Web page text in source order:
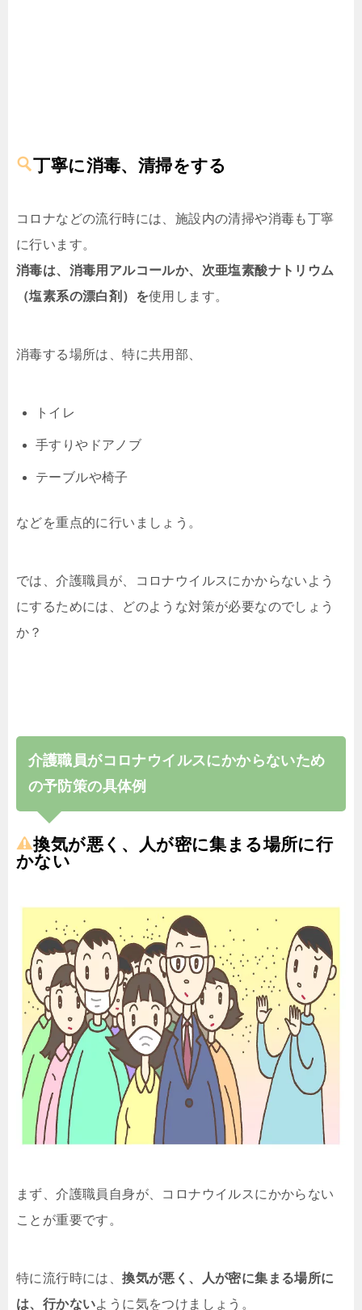
丁寧に消毒、清掃をする
コロナなどの流行時には、施設内の清掃や消毒も丁寧
に行います。
消毒は、消毒用アルコールか、次亜塩素酸ナトリウム
（塩素系の漂白剤）を使用します。
消毒する場所は、特に共用部、
トイレ
手すりやドアノブ
テーブルや椅子
などを重点的に行いましょう。
では、介護職員が、コロナウイルスにかからないよう
にするためには、どのような対策が必要なのでしょう
か？
介護職員がコロナウイルスにかからないため
の予防策の具体例
換気が悪く、人が密に集まる場所に行
かない
まず、介護職員自身が、コロナウイルスにかからない
ことが重要です。
特に流行時には、換気が悪く、人が密に集まる場所に
は、行かないように気をつけましょう。